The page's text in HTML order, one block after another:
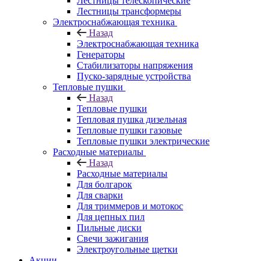
Лестницы трансформеры
Электроснабжающая техника
Назад
Электроснабжающая техника
Генераторы
Стабилизаторы напряжения
Пуско-зарядные устройства
Тепловые пушки
Назад
Тепловые пушки
Тепловая пушка дизельная
Тепловые пушки газовые
Тепловые пушки электрические
Расходные материалы
Назад
Расходные материалы
Для болгарок
Для сварки
Для триммеров и мотокос
Для цепных пил
Пильные диски
Свечи зажигания
Электроугольные щетки